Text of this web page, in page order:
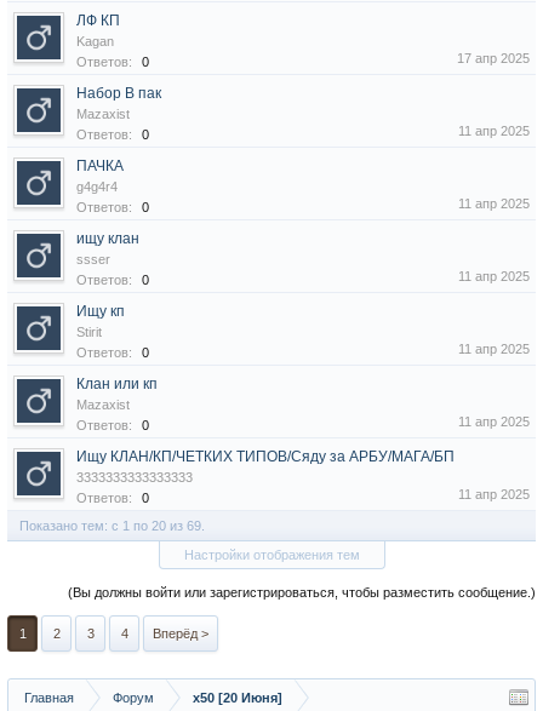
ЛФ КП
Kagan
Ответов:
0 17 апр 2025
Набор В пак
Mazaxist
Ответов:
0 11 апр 2025
ПАЧКА
g4g4r4
Ответов:
0 11 апр 2025
ищу клан
ssser
Ответов:
0 11 апр 2025
Ищу кп
Stirit
Ответов:
0 11 апр 2025
Клан или кп
Mazaxist
Ответов:
0 11 апр 2025
Ищу КЛАН/КП/ЧЕТКИХ ТИПОВ/Сяду за АРБУ/МАГА/БП
3333333333333333
Ответов:
0 11 апр 2025
Показано тем: с 1 по 20 из 69.
Настройки отображения тем
(Вы должны войти или зарегистрироваться, чтобы разместить сообщение.)
1 2 3 4 Вперёд >
Главная Форум x50 [20 Июня]